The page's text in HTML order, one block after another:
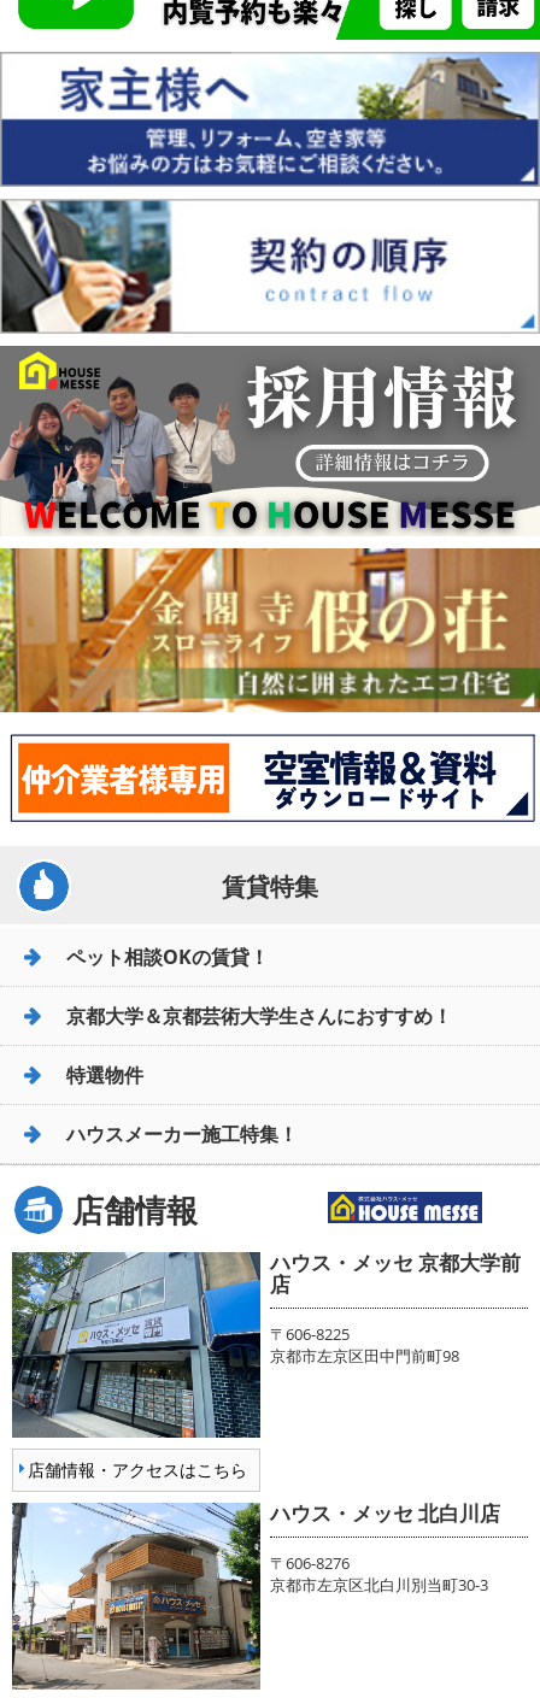
賃貸特集
ペット相談OKの賃貸！
京都大学＆京都芸術大学生さんにおすすめ！
特選物件
ハウスメーカー施工特集！
店舗情報
店舗情報・アクセスはこちら
ハウス・メッセ 京都大学前
店
〒606-8225
京都市左京区田中門前町98
ハウス・メッセ 北白川店
〒606-8276
京都市左京区北白川別当町30-3